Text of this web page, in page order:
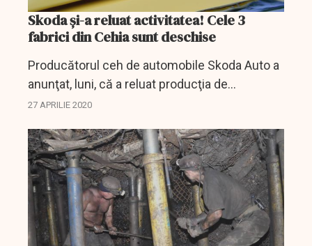
Skoda și-a reluat activitatea! Cele 3
fabrici din Cehia sunt deschise
Producătorul ceh de automobile Skoda Auto a
anunţat, luni, că a reluat producţia de
autoturisme la cele trei fabrici ale sale din
de protecţie a...
27 APRILIE 2020